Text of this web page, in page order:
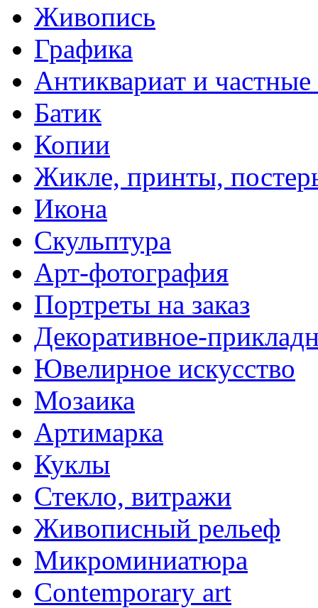
Живопись
Графика
Антиквариат и
Батик
Копии
Жикле, принты,
Икона
Скульптура
Арт-фотография
Портреты на заказ
Декоративное-
Ювелирное искусство
Мозаика
Артимарка
Куклы
Стекло, витражи
Живописный рельеф
Микроминиатюра
Contemporary art